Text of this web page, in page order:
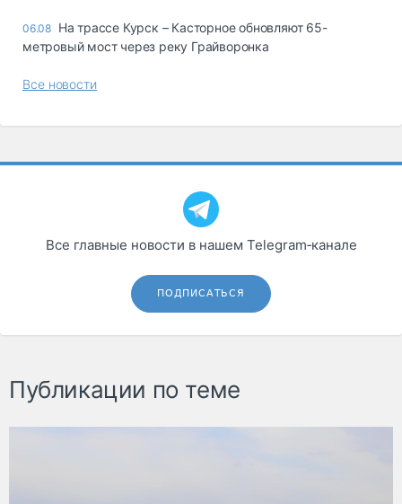
06.08 На трассе Курск – Касторное обновляют 65-
метровый мост через реку Грайворонка
Все новости
Все главные новости в нашем Telegram‑канале
ПОДПИСАТЬСЯ
Публикации по теме